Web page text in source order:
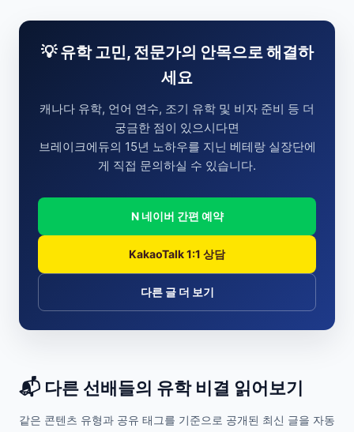
💡 유학 고민, 전문가의 안목으로 해결하
세요
캐나다 유학, 언어 연수, 조기 유학 및 비자 준비 등 더
궁금한 점이 있으시다면
브레이크에듀의 15년 노하우를 지닌 베테랑 실장단에
게 직접 문의하실 수 있습니다.
N 네이버 간편 예약
KakaoTalk 1:1 상담
다른 글 더 보기
📬 다른 선배들의 유학 비결 읽어보기
같은 콘텐츠 유형과 공유 태그를 기준으로 공개된 최신 글을 자동